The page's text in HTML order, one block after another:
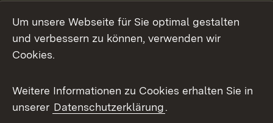
Facebook
X / Twitter
Youtube
Um unsere Webseite für Sie optimal gestalten
und verbessern zu können, verwenden wir
Cookies.
Weitere Informationen zu Cookies erhalten Sie in
unserer Datenschutzerklärung.